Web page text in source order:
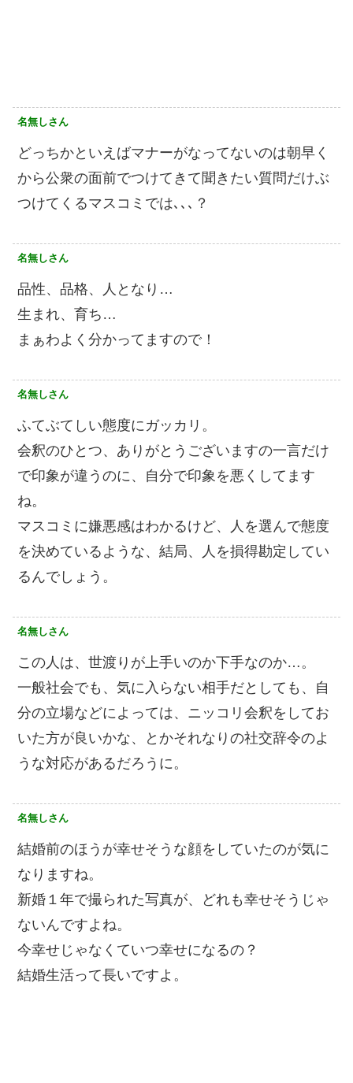
名無しさん
どっちかといえばマナーがなってないのは朝早く
から公衆の面前でつけてきて聞きたい質問だけぶ
つけてくるマスコミでは､､､？
名無しさん
品性、品格、人となり…
生まれ、育ち…
まぁわよく分かってますので！
名無しさん
ふてぶてしい態度にガッカリ。
会釈のひとつ、ありがとうございますの一言だけ
で印象が違うのに、自分で印象を悪くしてます
ね。
マスコミに嫌悪感はわかるけど、人を選んで態度
を決めているような、結局、人を損得勘定してい
るんでしょう。
名無しさん
この人は、世渡りが上手いのか下手なのか…。
一般社会でも、気に入らない相手だとしても、自
分の立場などによっては、ニッコリ会釈をしてお
いた方が良いかな、とかそれなりの社交辞令のよ
うな対応があるだろうに。
名無しさん
結婚前のほうが幸せそうな顔をしていたのが気に
なりますね。
新婚１年で撮られた写真が、どれも幸せそうじゃ
ないんですよね。
今幸せじゃなくていつ幸せになるの？
結婚生活って長いですよ。